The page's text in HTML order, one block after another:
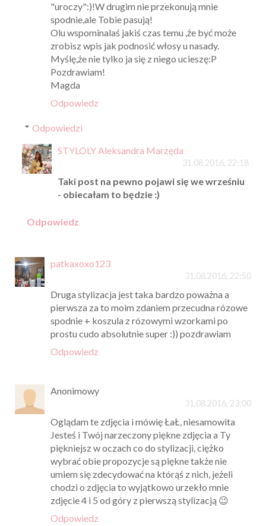
"uroczy":)!W drugim nie przekonują mnie
spodnie,ale Tobie pasują!
Olu wspominalaś jakiś czas temu ,że być może
zrobisz wpis jak podnosić włosy u nasady.
Myślę,że nie tylko ja się z niego ucieszę:P
Pozdrawiam!
Magda
Odpowiedz
Odpowiedzi
STYLOLY Aleksandra Marzęda
31.08.2016, 22:18
Taki post na pewno pojawi się we wrześniu
- obiecałam to będzie :)
Odpowiedz
patkaxoxo123
31.08.2016, 22:50
Druga stylizacja jest taka bardzo poważna a
pierwsza za to moim zdaniem przecudna rózowe
spodnie + koszula z rózowymi wzorkami po
prostu cudo absolutnie super :)) pozdrawiam
Odpowiedz
Anonimowy
31.08.2016, 23:00
Oglądam te zdjęcia i mówię ŁaŁ, niesamowita
Jesteś i Twój narzeczony piękne zdjęcia a Ty
piękniejsz w oczach co do stylizacji, ciężko
wybrać obie propozycje są piękne także nie
umiem się zdecydować na którąś z nich, jeżeli
chodzi o zdjęcia to wyjątkowo urzekło mnie
zdjęcie 4 i 5 od góry z pierwszą stylizacją 😉
Odpowiedz